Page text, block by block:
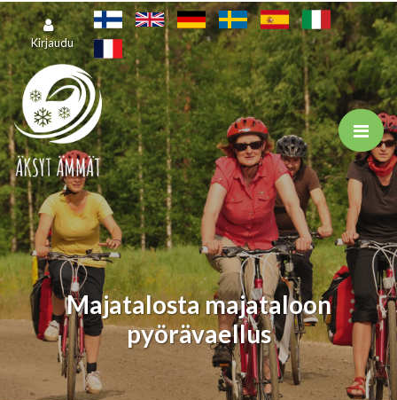
Siirry pääsisältöön
Kirjaudu
Majatalosta majataloon
pyörävaellus